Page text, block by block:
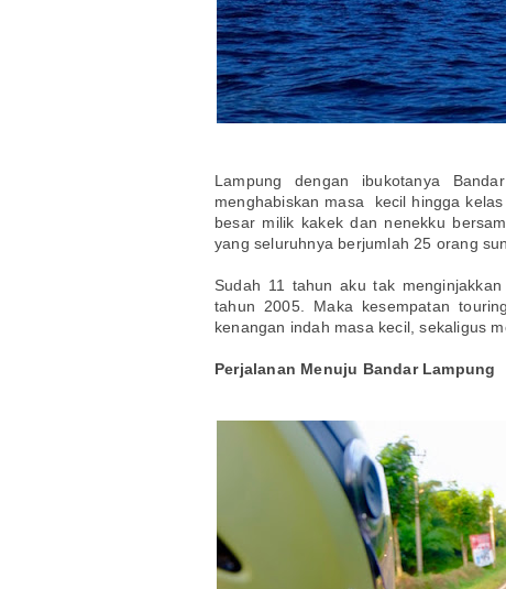
Lampung dengan ibukotanya
menghabiskan masa kecil hingga
besar milik kakek dan nenekku
yang seluruhnya berjumlah 25 orang
Sudah 11 tahun aku tak
tahun 2005. Maka kesempatan
kenangan indah masa kecil, sekaligus
Perjalanan Menuju Bandar Lampung